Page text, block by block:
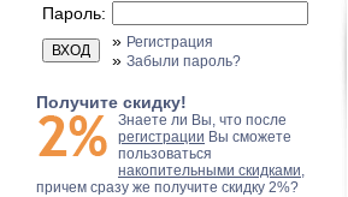
Пароль:
» Регистрация
» Забыли пароль?
Получите скидку!
Знаете ли Вы, что после
регистрации Вы сможете
пользоваться
накопительными скидками,
причем сразу же получите скидку 2%?